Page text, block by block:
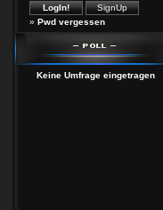
» Pwd vergessen
Keine Umfrage eingetragen